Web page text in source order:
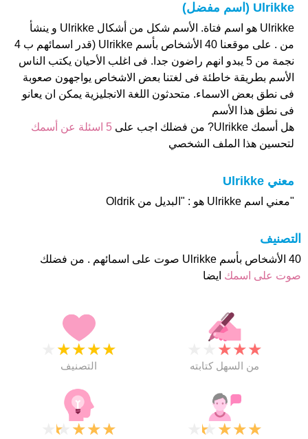
Ulrikke (اسم مفضل)
Ulrikke هو اسم فتاة. الأسم شكل من أشكال Ulrikke و ينشأ
من . على موقعنا 40 الأشخاص بأسم Ulrikke (قدر اسمائهم ب 4
نجمة من 5 يبدو انهم راضون جدا. فى اغلب الأحيان يكتب الناس
الأسم بطريقة خاطئة فى لغتنا بعض الاشخاص يواجهون صعوبة
فى نطق بعض الاسماء. متحدثون اللغة الانجليزية يمكن ان يعانو
فى نطق هذا الأسم
هل أسمك Ulrikke? من فضلك اجب على
5 اسئلة عن أسمك
لتحسين هذا الملف الشخصي
معني Ulrikke
"معني اسم Ulrikke هو : "البديل من Oldrik
التصنيف
40 الأشخاص بأسم Ulrikke صوت على اسمائهم . من فضلك
صوت على اسمك ايضا
★
★
★
★
التصنيف
★
★
★
من السهل كتابته
★
★
★
★ ★
★
★
★